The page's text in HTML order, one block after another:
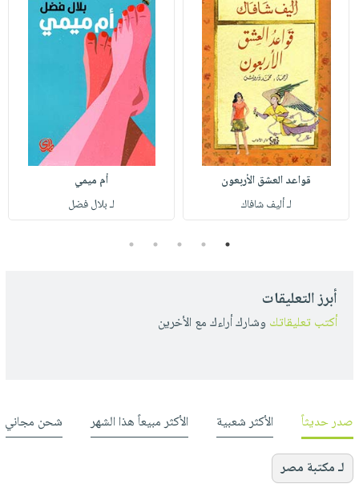
قواعد العشق الأربعون
لـ أليف شافاك
أم ميمي
لـ بلال فضل
1
2
3
4
5
أبرز التعليقات
أكتب تعليقاتك وشارك أراءك مع الأخرين
صدر حديثاً الأكثر شعبية الأكثر مبيعاً هذا الشهر شحن مجاني
لـ مكتبة مصر